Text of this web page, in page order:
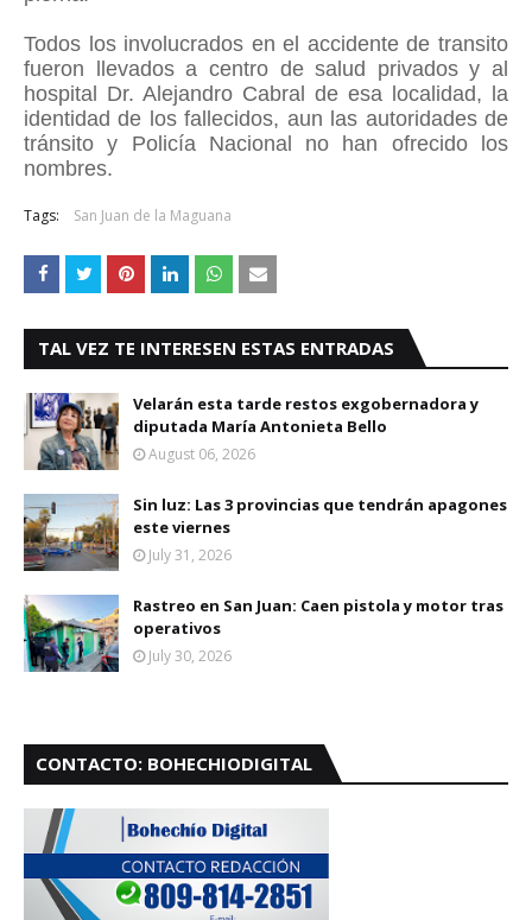
Todos los involucrados en el accidente de transito
fueron llevados a centro de salud privados y al
hospital Dr. Alejandro Cabral de esa localidad, la
identidad de los fallecidos, aun las autoridades de
tránsito y Policía Nacional no han ofrecido los
nombres.
Tags: San Juan de la Maguana
TAL VEZ TE INTERESEN ESTAS ENTRADAS
Velarán esta tarde restos exgobernadora y
diputada María Antonieta Bello
August 06, 2026
Sin luz: Las 3 provincias que tendrán apagones
este viernes
July 31, 2026
Rastreo en San Juan: Caen pistola y motor tras
operativos
July 30, 2026
CONTACTO: BOHECHIODIGITAL